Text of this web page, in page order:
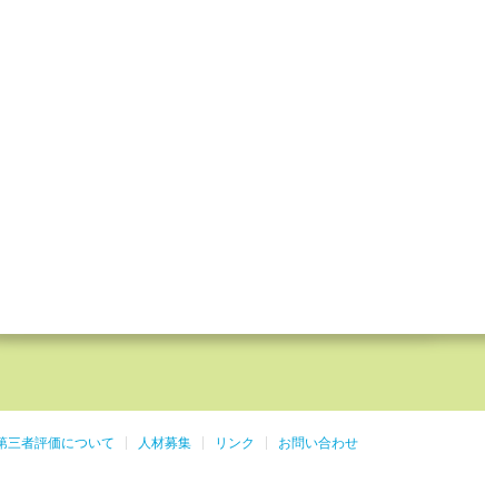
三者評価について 人材募集 リンク お問い合わせ